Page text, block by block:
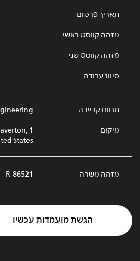
תאריך פרסום
מזהה קווסט ראשי
מזהה קווסט שני
סיווג עבודה
תחום קריירה
מיקום
States
מזהה משרה R-86521
הגשת מועמדות עכשיו